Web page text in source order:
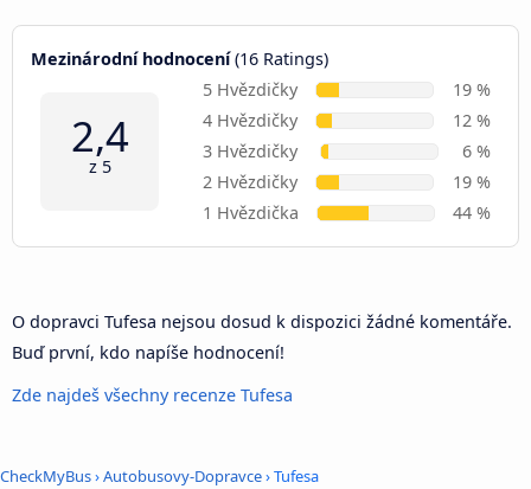
Mezinárodní hodnocení(16 Ratings)
2,4
z 5
5 Hvězdičky
19 %
4 Hvězdičky
12 %
3 Hvězdičky
6 %
2 Hvězdičky
19 %
1 Hvězdička
44 %
O dopravci Tufesa nejsou dosud k dispozici žádné komentáře.
Buď první, kdo napíše hodnocení!
Zde najdeš všechny recenze Tufesa
CheckMyBus›Autobusovy-Dopravce› Tufesa